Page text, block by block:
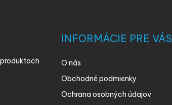
INFORMÁCIE PRE VÁS
O nás
Obchodné podmienky
Ochrana osobných údajov